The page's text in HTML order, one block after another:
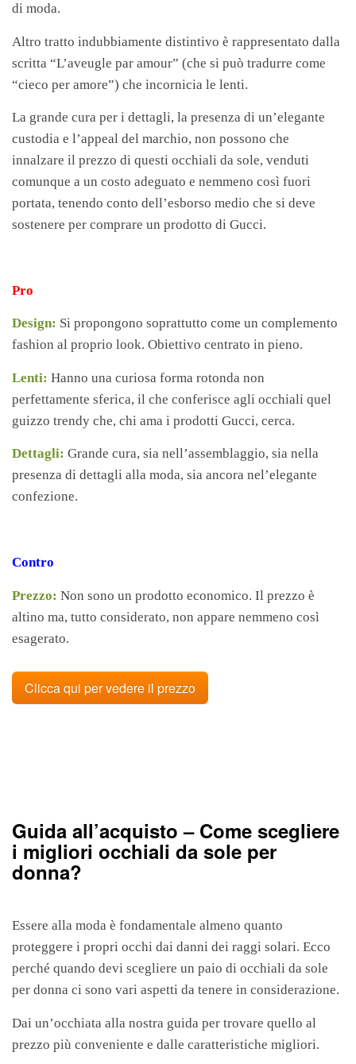
di moda.
Altro tratto indubbiamente distintivo è rappresentato dalla
scritta “L’aveugle par amour” (che si può tradurre come
“cieco per amore”) che incornicia le lenti.
La grande cura per i dettagli, la presenza di un’elegante
custodia e l’appeal del marchio, non possono che
innalzare il prezzo di questi occhiali da sole, venduti
comunque a un costo adeguato e nemmeno così fuori
portata, tenendo conto dell’esborso medio che si deve
sostenere per comprare un prodotto di Gucci.
Pro
Design: Si propongono soprattutto come un complemento
fashion al proprio look. Obiettivo centrato in pieno.
Lenti: Hanno una curiosa forma rotonda non
perfettamente sferica, il che conferisce agli occhiali quel
guizzo trendy che, chi ama i prodotti Gucci, cerca.
Dettagli: Grande cura, sia nell’assemblaggio, sia nella
presenza di dettagli alla moda, sia ancora nel’elegante
confezione.
Contro
Prezzo: Non sono un prodotto economico. Il prezzo è
altino ma, tutto considerato, non appare nemmeno così
esagerato.
Clicca qui per vedere il prezzo
Guida all’acquisto – Come scegliere
i migliori occhiali da sole per
donna?
Essere alla moda è fondamentale almeno quanto
proteggere i propri occhi dai danni dei raggi solari. Ecco
perché quando devi scegliere un paio di occhiali da sole
per donna ci sono vari aspetti da tenere in considerazione.
Dai un’occhiata alla nostra guida per trovare quello al
prezzo più conveniente e dalle caratteristiche migliori.